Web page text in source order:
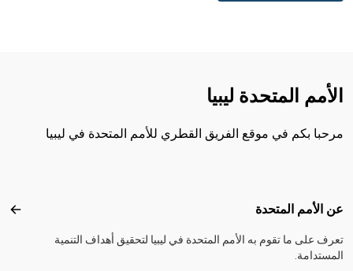
الأمم المتحدة ليبيا
مرحبا بكم في موقع الفريق القطري للأمم المتحدة في ليبيا
Footer menu
عن الأمم المتحدة عن
تعرف على ما تقوم به الأمم المتحدة في ليبيا لتحقيق أهداف التنمية
المستدامة.